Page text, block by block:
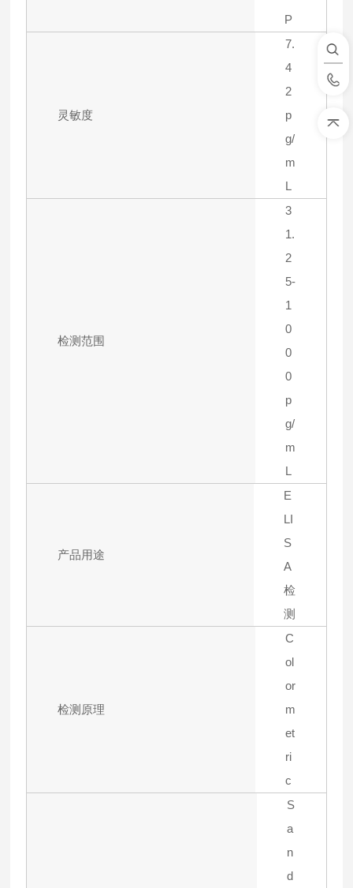
P
灵敏度
7.
4
2
p
g/
m
L
检测范围
3
1.
2
5-
1
0
0
0
p
g/
m
L
产品用途
E
LI
S
A
检
测
检测原理
C
ol
or
m
et
ri
c
S
a
n
d